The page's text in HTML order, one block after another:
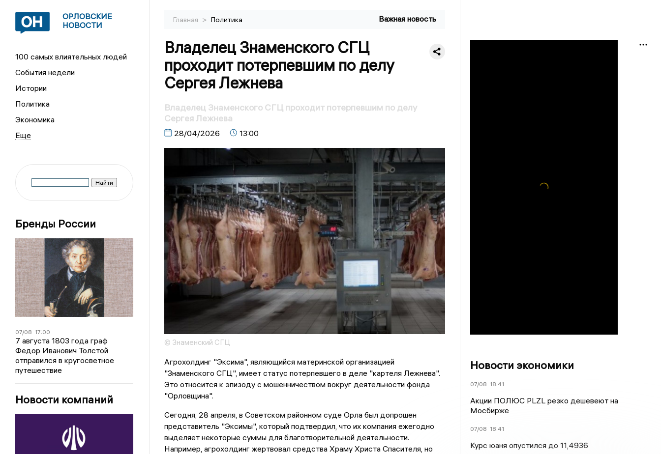
ОРЛОВСКИЕ
НОВОСТИ
100 самых влиятельных людей
События недели
Истории
Политика
Экономика
Бренды России
07/08 17:00
7 августа 1803 года граф
Федор Иванович Толстой
отправился в кругосветное
путешествие
Новости компаний
Главная > Политика Важная новость
Владелец Знаменского СГЦ
проходит потерпевшим по делу
Сергея Лежнева
Владелец Знаменского СГЦ проходит потерпевшим по делу
Сергея Лежнева
28/04/2026 13:00
© Знаменский СГЦ
Агрохолдинг "Эксима", являющийся материнской организацией
"Знаменского СГЦ", имеет статус потерпевшего в деле "картеля Лежнева".
Это относится к эпизоду с мошенничеством вокруг деятельности фонда
"Орловщина".
Сегодня, 28 апреля, в Советском районном суде Орла был допрошен
представитель "Эксимы", который подтвердил, что их компания ежегодно
выделяет некоторые суммы для благотворительной деятельности.
Например, агрохолдинг жертвовал средства Храму Христа Спасителя, но
Новости экономики
07/08 18:41
Акции ПОЛЮС PLZL резко дешевеют на
Мосбирже
07/08 18:41
Курс юаня опустился до 11,4936